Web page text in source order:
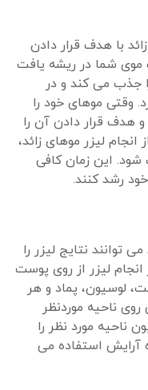
با هدف قرار دادن
موی شما در ریشه یافت
جذب می کند و در
وقتی موهای خود را
و هدف قرار دادن آن را
6 هفته قبل از انجام لیزر موهای زائد،
این زمان کافی
رشد کنند.
توانند نتایج لیزر را
لیزر از روی پوست
لوسیون، پماد و هر
ناحیه موردنظر
ناحیه مورد نظر را
آرایش استفاده می